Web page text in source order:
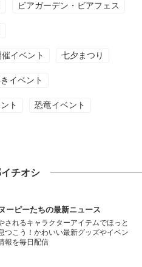
ビアガーデン・ビアフェス
イベント 七夕まつり
イベント
ト 恐竜イベント
チオシ
ーピーたちの最新ニュース
されるキャラクターアイテムでほっと
つこう！かわいい最新グッズやイベン
報を毎日配信